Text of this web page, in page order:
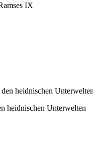
IX
heidnischen Unterwelten